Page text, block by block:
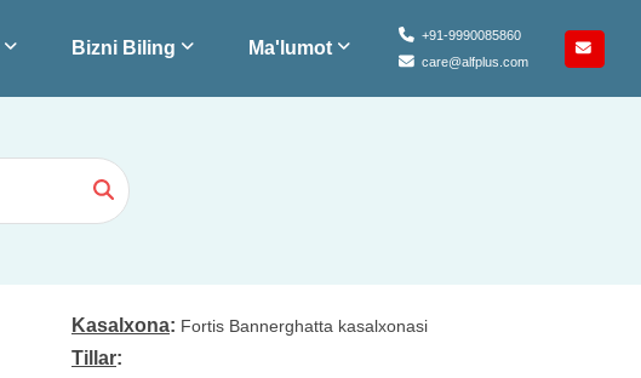
+91-9990085860
care@alfplus.com
Bizni Biling Ma'lumot
Kasalxona: Fortis Bannerghatta kasalxonasi
Tillar: